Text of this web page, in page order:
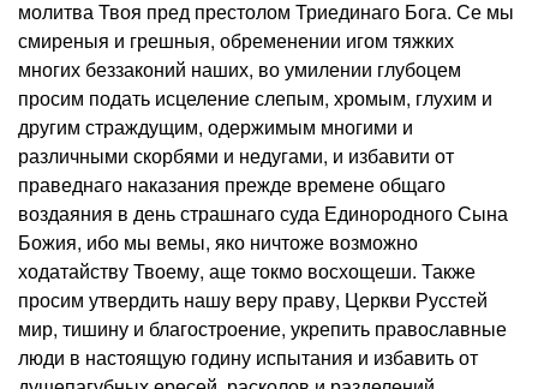
молитва Твоя пред престолом Триединаго Бога. Се мы
смиреныя и грешныя, обременении игом тяжких
многих беззаконий наших, во умилении глубоцем
просим подать исцеление слепым, хромым, глухим и
другим страждущим, одержимым многими и
различными скорбями и недугами, и избавити от
праведнаго наказания прежде времене общаго
воздаяния в день страшнаго суда Единородного Сына
Божия, ибо мы вемы, яко ничтоже возможно
ходатайству Твоему, аще токмо восхощеши. Также
просим утвердить нашу веру праву, Церкви Русстей
мир, тишину и благостроение, укрепить православные
люди в настоящую годину испытания и избавить от